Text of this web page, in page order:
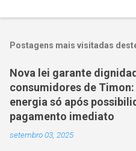
Postagens mais visitadas
Nova lei garante
consumidores de
energia só após
pagamento imediato
setembro 03, 2025